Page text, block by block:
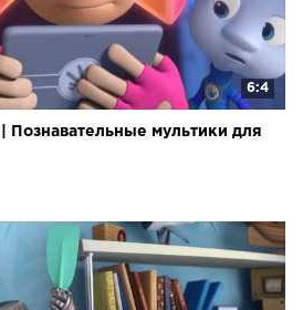
6:4
Познавательные мультики для